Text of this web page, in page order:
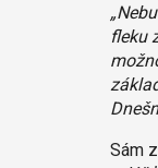
fleku
Sám